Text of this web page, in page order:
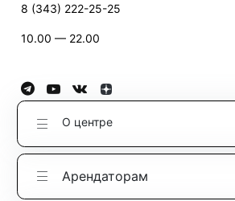
8 (343) 222-25-25
10.00 — 22.00
О центре
Арендаторам